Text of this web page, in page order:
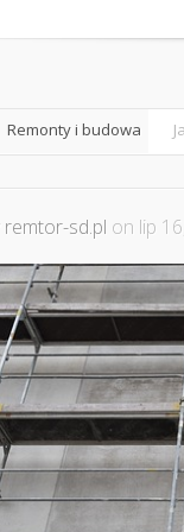
Remonty i budowa
remtor-sd.pl on lip